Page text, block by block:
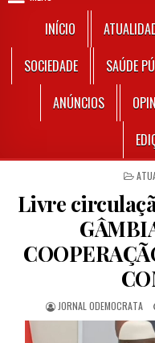
INÍCIO
SOCIEDADE
SAÚDE
ANÚNCIOS
Livre
AUTHOR:
JORNAL ODEMOCRATA